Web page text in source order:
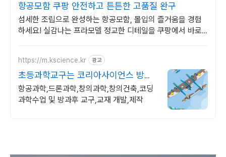
항공모함 쿠팡 안전하고 튼튼한 고품질 완구
섬세한 조립으로 완성하는 항공모함, 몰입의 즐거움을 경험
하세요! 실감나는 프라모델 정교한 디테일을 쿠팡에서 바로
https://m.kscience.kr 광고
초등과학교구는 코리아사이언스 방과
후 수업,교구전문
항공과학,드론과학,창의과학,창의건축,코딩
과학수업 및 방과후 교구,교재 개발,제작